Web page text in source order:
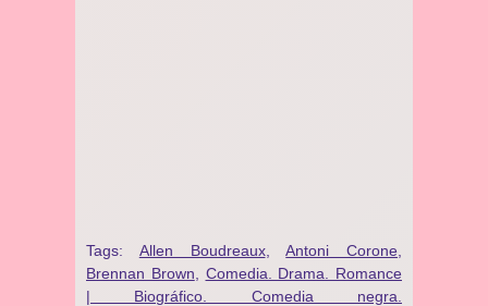
Tags: Allen Boudreaux,Antoni Corone
Brennan Brown
Comedia. Drama. Romance
| Biográfico. Comedia negra.